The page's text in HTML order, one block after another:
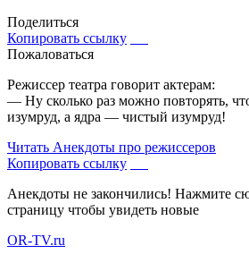
Поделиться
Копировать ссылку
Пожаловаться
Режиссер театра говорит актерам:
— Ну сколько раз можно повторять,
изумруд, а ядра — чистый изумруд!
Читать Анекдоты про режиссеров
Копировать ссылку
Анекдоты не закончились! Нажмите
страницу чтобы увидеть новые
OR-TV.ru